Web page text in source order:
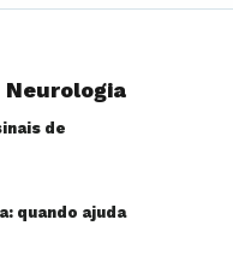
de
quando ajuda